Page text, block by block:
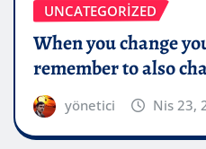
UNCATEGORIZED
When you change
remember to also
yönetici Nis 23,